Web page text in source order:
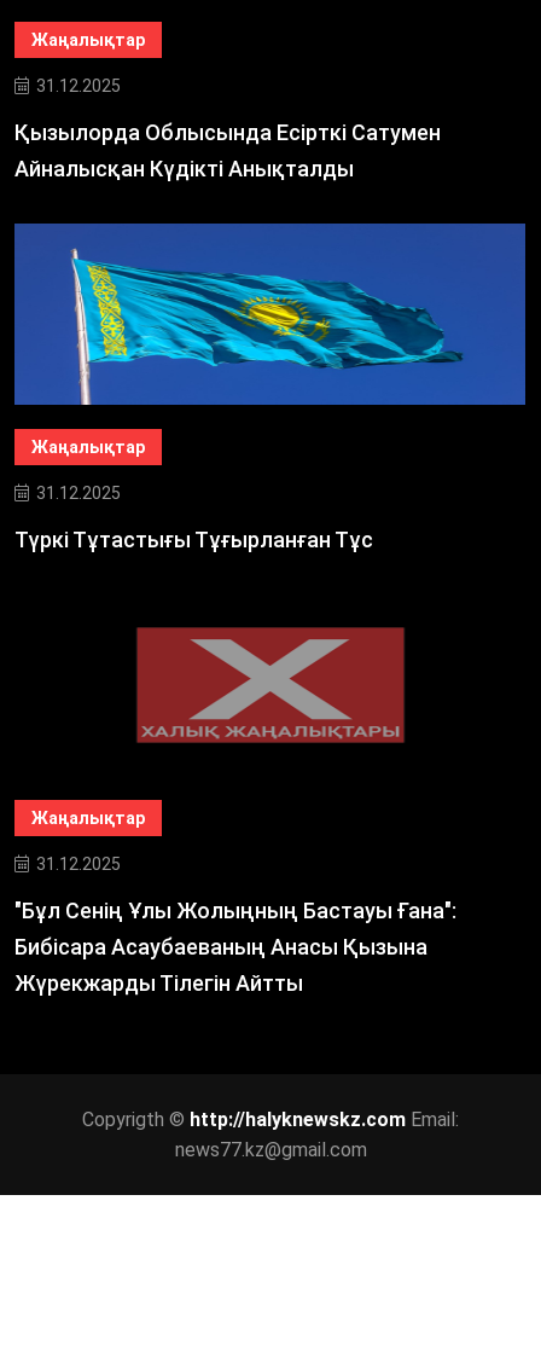
Жаңалықтар
31.12.2025
Қызылорда Облысында Есірткі Сатумен
Айналысқан Күдікті Анықталды
Жаңалықтар
31.12.2025
Түркі Тұтастығы Тұғырланған Тұс
Жаңалықтар
31.12.2025
"Бұл Сенің Ұлы Жолыңның Бастауы Ғана":
Бибісара Асаубаеваның Анасы Қызына
Жүрекжарды Тілегін Айтты
Copyrigth © http://halyknewskz.com Email:
news77.kz@gmail.com